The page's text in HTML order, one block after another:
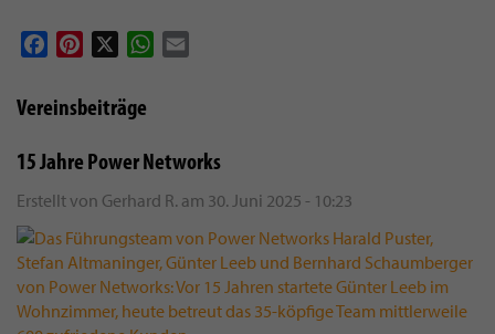
FacebookPinterest WhatsApp
Vereinsbeiträge
15 Jahre Power Networks
Erstellt von Gerhard R. am 30. Juni 2025 - 10:23